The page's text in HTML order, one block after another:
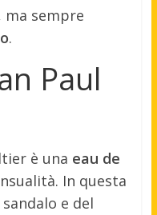
ma sempre
.
Paul
è una eau de
In questa
e del